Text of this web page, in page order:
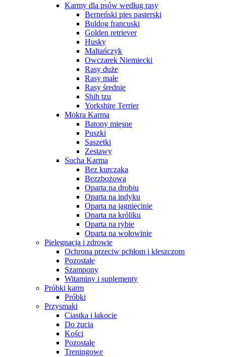
Karmy dla psów według rasy
Berneński pies pasterski
Buldog francuski
Golden retriever
Husky
Maltańczyk
Owczarek Niemiecki
Rasy duże
Rasy małe
Rasy średnie
Shih tzu
Yorkshire Terrier
Mokra Karma
Batony mięsne
Puszki
Saszetki
Zestawy
Sucha Karma
Bez kurczaka
Bezzbożowa
Oparta na drobiu
Oparta na indyku
Oparta na jagnięcinie
Oparta na króliku
Oparta na rybie
Oparta na wołowinie
Pielęgnacja i zdrowie
Ochrona przeciw pchłom i kleszczom
Pozostałe
Szampony
Witaminy i suplementy
Próbki karm
Próbki
Przysmaki
Ciastka i łakocie
Do żucia
Kości
Pozostałe
Treningowe